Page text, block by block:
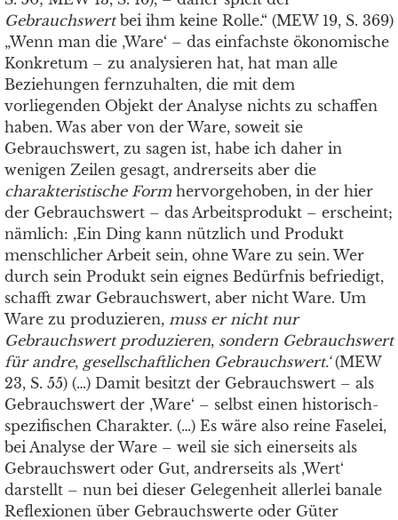
Gebrauchswertbei ihm keine Rolle.“ (MEW 19, S. 369)
„Wenn man die ‚Ware‘ – das einfachste ökonomische
Konkretum – zu analysieren hat, hat man alle
Beziehungen fernzuhalten, die mit dem
vorliegenden Objekt der Analyse nichts zu schaffen
haben. Was aber von der Ware, soweit sie
Gebrauchswert, zu sagen ist, habe ich daher in
wenigen Zeilen gesagt, andrerseits aber die
charakteristische Form hervorgehoben, in der hier
der Gebrauchswert – das Arbeitsprodukt – erscheint;
nämlich: ‚Ein Ding kann nützlich und Produkt
menschlicher Arbeit sein, ohne Ware zu sein. Wer
durch sein Produkt sein eignes Bedürfnis befriedigt,
schafft zwar Gebrauchswert, aber nicht Ware. Um
Ware zu produzieren, musser nicht nur
Gebrauchswert produzieren, sondern Gebrauchswert
für andre, gesellschaftlichen Gebrauchswert.‘(MEW
23, S. 55) (…) Damit besitzt der Gebrauchswert – als
Gebrauchswert der ‚Ware‘ – selbst einen historisch-
spezifischen Charakter. (…) Es wäre also reine Faselei,
bei Analyse der Ware – weil sie sich einerseits als
Gebrauchswert oder Gut, andrerseits als ‚Wert‘
darstellt – nun bei dieser Gelegenheit allerlei banale
Reflexionen über Gebrauchswerte oder Güter